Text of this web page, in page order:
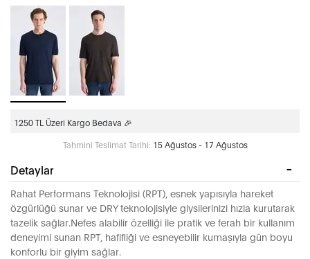
1250 TL Üzeri Kargo Bedava 🎉
Tahmini Teslimat Tarihi: 15 Ağustos - 17 Ağustos
Detaylar
Rahat Performans Teknolojisi (RPT), esnek yapısıyla hareket
özgürlüğü sunar ve DRY teknolojisiyle giysilerinizi hızla kurutarak
tazelik sağlar.Nefes alabilir özelliği ile pratik ve ferah bir kullanım
deneyimi sunan RPT, hafifliği ve esneyebilir kumaşıyla gün boyu
konforlu bir giyim sağlar.